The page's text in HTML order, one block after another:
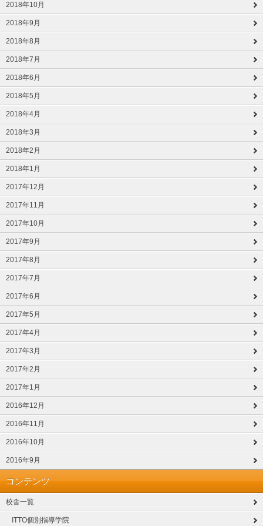
2018年10月
2018年9月
2018年8月
2018年7月
2018年6月
2018年5月
2018年4月
2018年3月
2018年2月
2018年1月
2017年12月
2017年11月
2017年10月
2017年9月
2017年8月
2017年7月
2017年6月
2017年5月
2017年4月
2017年3月
2017年2月
2017年1月
2016年12月
2016年11月
2016年10月
2016年9月
コンテンツ
校舎一覧
ITTO個別指導学院